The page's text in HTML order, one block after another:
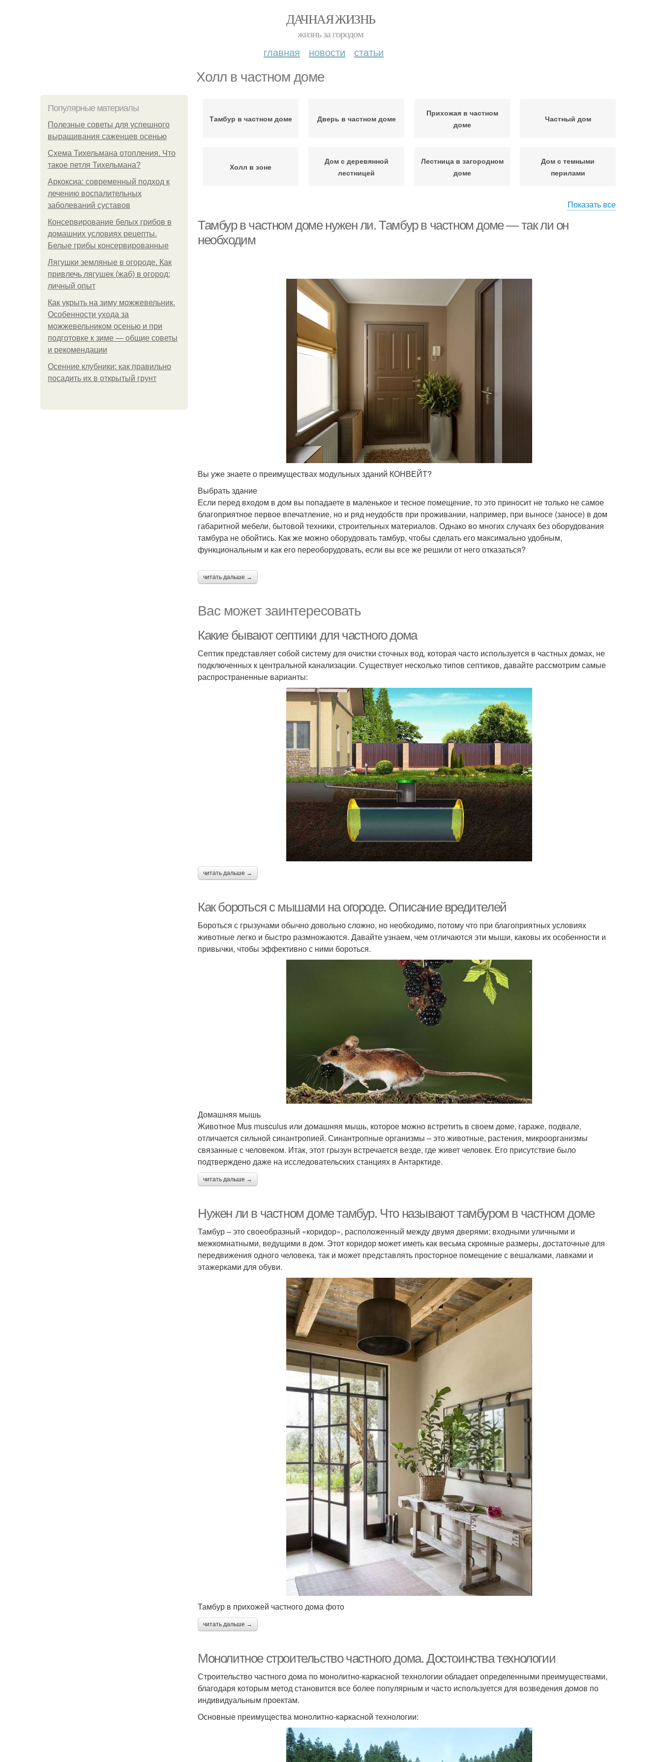
ДАЧНАЯ ЖИЗНЬ
жизнь за городом
главная новости статьи
Холл в частном доме
Популярные материалы
Полезные советы для успешного
выращивания саженцев осенью
Схема Тихельмана отопления. Что
такое петля Тихельмана?
Аркоксиа: современный подход к
лечению воспалительных
заболеваний суставов
Консервирование белых грибов в
домашних условиях рецепты.
Белые грибы консервированные
Лягушки земляные в огороде. Как
привлечь лягушек (жаб) в огород:
личный опыт
Как укрыть на зиму можжевельник.
Особенности ухода за
можжевельником осенью и при
подготовке к зиме — общие советы
и рекомендации
Осенние клубники: как правильно
посадить их в открытый грунт
Тамбур в частном доме Дверь в частном доме
Прихожая в частном
доме
Частный дом
Холл в зоне
Дом с деревянной
лестницей
Лестница в загородном
доме
Дом с темными
перилами
Показать все
Тамбур в частном доме нужен ли. Тамбур в частном доме — так ли он
необходим
Вы уже знаете о преимуществах модульных зданий КОНВЕЙТ?
Выбрать здание
Если перед входом в дом вы попадаете в маленькое и тесное помещение, то это приносит не только не самое
благоприятное первое впечатление, но и ряд неудобств при проживании, например, при выносе (заносе) в дом
габаритной мебели, бытовой техники, строительных материалов. Однако во многих случаях без оборудования
тамбура не обойтись. Как же можно оборудовать тамбур, чтобы сделать его максимально удобным,
функциональным и как его переоборудовать, если вы все же решили от него отказаться?
читать дальше →
Вас может заинтересовать
Какие бывают септики для частного дома
Септик представляет собой систему для очистки сточных вод, которая часто используется в частных домах, не
подключенных к центральной канализации. Существует несколько типов септиков, давайте рассмотрим самые
распространенные варианты:
читать дальше →
Как бороться с мышами на огороде. Описание вредителей
Бороться с грызунами обычно довольно сложно, но необходимо, потому что при благоприятных условиях
животные легко и быстро размножаются. Давайте узнаем, чем отличаются эти мыши, каковы их особенности и
привычки, чтобы эффективно с ними бороться.
Домашняя мышь
Животное Mus musculus или домашняя мышь, которое можно встретить в своем доме, гараже, подвале,
отличается сильной синантропией. Синантропные организмы – это животные, растения, микроорганизмы
связанные с человеком. Итак, этот грызун встречается везде, где живет человек. Его присутствие было
подтверждено даже на исследовательских станциях в Антарктиде.
читать дальше →
Нужен ли в частном доме тамбур. Что называют тамбуром в частном доме
Тамбур – это своеобразный «коридор», расположенный между двумя дверями: входными уличными и
межкомнатными, ведущими в дом. Этот коридор может иметь как весьма скромные размеры, достаточные для
передвижения одного человека, так и может представлять просторное помещение с вешалками, лавками и
этажерками для обуви.
Тамбур в прихожей частного дома фото
читать дальше →
Монолитное строительство частного дома. Достоинства технологии
Строительство частного дома по монолитно-каркасной технологии обладает определенными преимуществами,
благодаря которым метод становится все более популярным и часто используется для возведения домов по
индивидуальным проектам.
Основные преимущества монолитно-каркасной технологии: